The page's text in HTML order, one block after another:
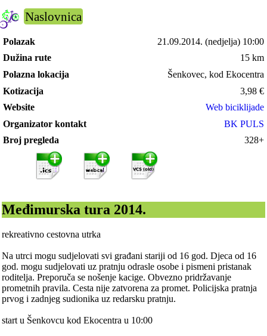
Naslovnica
Polazak 21.09.2014. (nedjelja) 10:00
Dužina rute
15 km
Polazna lokacija
Šenkovec, kod Ekocentra
Kotizacija
3,98 €
Website
Web biciklijade
Organizator kontakt
BK PULS
Broj pregleda
328+
Međimurska tura 2014.
rekreativno cestovna utrka
Na utrci mogu sudjelovati svi građani stariji od 16 god. Djeca od 16
god. mogu sudjelovati uz pratnju odrasle osobe i pismeni pristanak
roditelja. Preporuča se nošenje kacige. Obvezno pridržavanje
prometnih pravila. Cesta nije zatvorena za promet. Policijska pratnja
prvog i zadnjeg sudionika uz redarsku pratnju.
start u Šenkovcu kod Ekocentra u 10:00